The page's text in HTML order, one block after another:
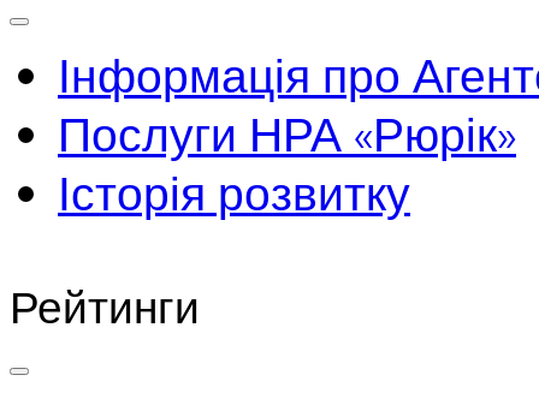
Інформація про
Послуги НРА «Рюрік»
Історія розвитку
Рейтинги